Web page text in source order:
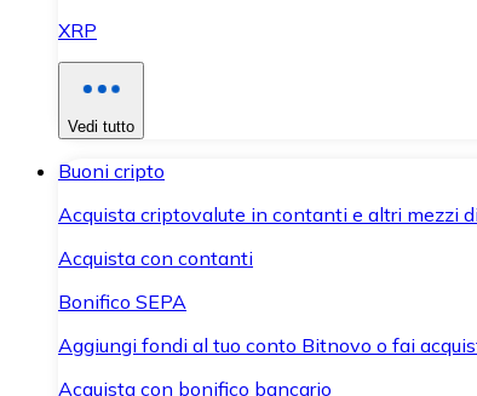
XRP
Vedi tutto
Buoni cripto
Acquista criptovalute in contanti e altri mezzi
Acquista con contanti
Bonifico SEPA
Aggiungi fondi al tuo conto Bitnovo o fai
Acquista con bonifico bancario